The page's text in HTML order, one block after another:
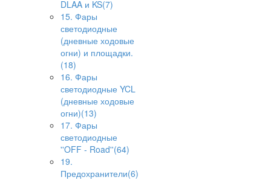
DLAA и KS(7)
15. Фары
светодиодные
(дневные ходовые
огни) и площадки.
(18)
16. Фары
светодиодные YCL
(дневные ходовые
огни)(13)
17. Фары
светодиодные
''OFF - Road''(64)
19.
Предохранители(6)